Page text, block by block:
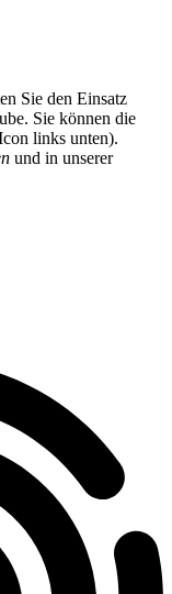
Sie den Einsatz
Sie können die
links unten).
und in unserer